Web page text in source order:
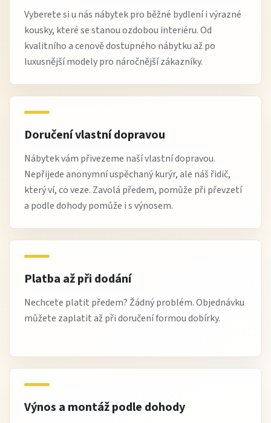
Vyberete si u nás nábytek pro běžné bydlení i výrazné
kousky, které se stanou ozdobou interiéru. Od
kvalitního a cenově dostupného nábytku až po
luxusnější modely pro náročnější zákazníky.
Doručení vlastní dopravou
Nábytek vám přivezeme naší vlastní dopravou.
Nepřijede anonymní uspěchaný kurýr, ale náš řidič,
který ví, co veze. Zavolá předem, pomůže při převzetí
a podle dohody pomůže i s výnosem.
Platba až při dodání
Nechcete platit předem? Žádný problém. Objednávku
můžete zaplatit až při doručení formou dobírky.
Výnos a montáž podle dohody